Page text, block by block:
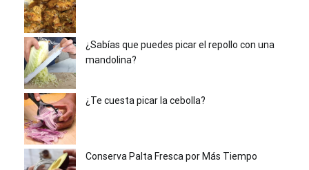
¿Sabías que puedes picar el repollo con una
mandolina?
¿Te cuesta picar la cebolla?
Conserva Palta Fresca por Más Tiempo